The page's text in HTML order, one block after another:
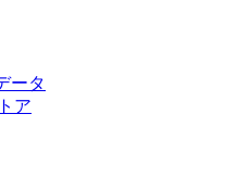
ータ
ア